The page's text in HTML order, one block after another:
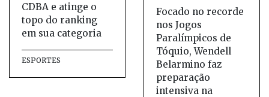
CDBA e atinge o
topo do ranking
em sua categoria
ESPORTES
Focado no recorde
nos Jogos
Paralímpicos de
Tóquio, Wendell
Belarmino faz
preparação
intensiva na